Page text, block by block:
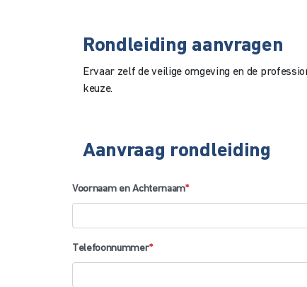
Rondleiding aanvragen
Ervaar zelf de veilige omgeving en de
keuze.
Aanvraag rondleiding
Voornaam en Achternaam*
Telefoonnummer*